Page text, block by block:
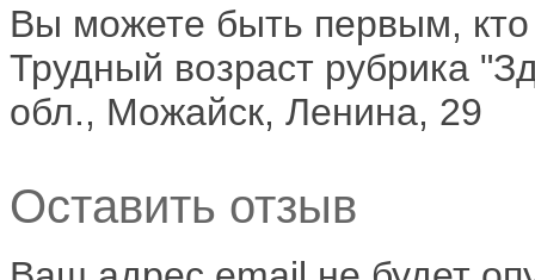
Вы можете быть первым,
Трудный возраст рубрика
обл., Можайск, Ленина, 29
Оставить отзыв